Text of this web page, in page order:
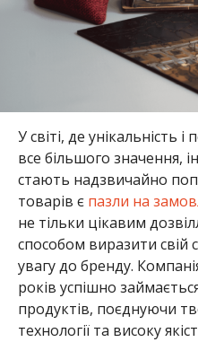
У світі, де унікальність
все більшого значення,
стають надзвичайно
товарів є пазли на
не тільки цікавим
способом виразити свій
увагу до бренду.
років успішно
продуктів, поєднуючи
технології та високу